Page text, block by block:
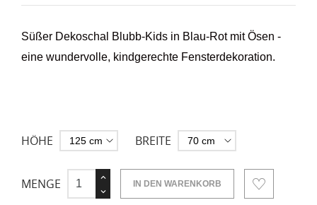
Süßer Dekoschal Blubb-Kids in Blau-Rot mit Ösen -
eine wundervolle, kindgerechte Fensterdekoration.
HÖHE BREITE
MENGE IN DEN WARENKORB